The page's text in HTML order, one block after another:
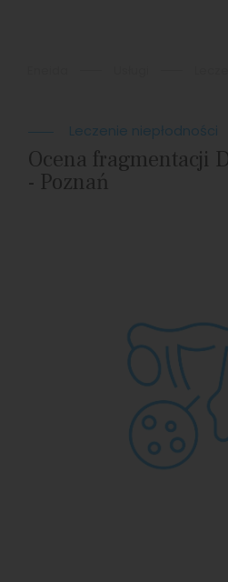
Leczenie niepłodności
Ocena fragmentacji
- Poznań